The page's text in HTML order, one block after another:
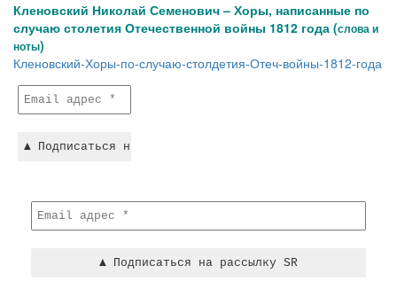
Кленовский Николай Семенович – Хоры, написанные по
случаю столетия Отечественной войны 1812 года (слова и
ноты)
Кленовский-Хоры-по-случаю-столдетия-Отеч-войны-1812-года